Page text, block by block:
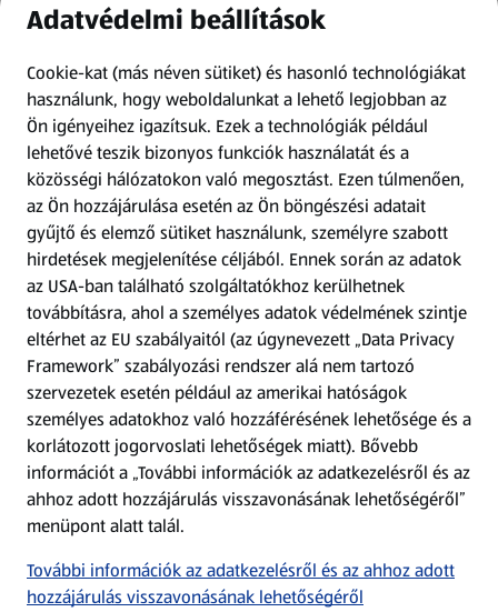
Információk
Kérdőív
Fizetési lehetőségek
ALDI utalványok
Árcsökkentés
Adattörlő alkalmazás
Szervizpont
(új oldalon nyílik meg)
Fedezz fel minket az interneten!
Töltsd le az ALDI Magyarország applikációt!
Adatvédelmi beállítások
Cookie-kat (más néven sütiket) és hasonló technológiákat
használunk, hogy weboldalunkat a lehető legjobban az
Ön igényeihez igazítsuk. Ezek a technológiák például
lehetővé teszik bizonyos funkciók használatát és a
közösségi hálózatokon való megosztást. Ezen túlmenően,
az Ön hozzájárulása esetén az Ön böngészési adatait
gyűjtő és elemző sütiket használunk, személyre szabott
hirdetések megjelenítése céljából. Ennek során az adatok
az USA-ban található szolgáltatókhoz kerülhetnek
továbbításra, ahol a személyes adatok védelmének szintje
eltérhet az EU szabályaitól (az úgynevezett „Data Privacy
Framework” szabályozási rendszer alá nem tartozó
szervezetek esetén például az amerikai hatóságok
személyes adatokhoz való hozzáférésének lehetősége és a
korlátozott jogorvoslati lehetőségek miatt). Bővebb
információt a „További információk az adatkezelésről és az
ahhoz adott hozzájárulás visszavonásának lehetőségéről”
menüpont alatt talál.
További információk az adatkezelésről és az ahhoz adott
hozzájárulás visszavonásának lehetőségéről